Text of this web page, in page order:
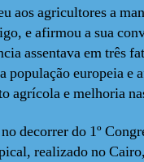
aos agricultores a
e afirmou a sua
assentava em três
população europeia e
agrícola e melhoria
decorrer do 1º
realizado no